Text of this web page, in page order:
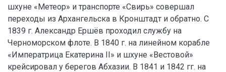
шхуне «Метеор» и транспорте «Свирь» совершал
переходы из Архангельска в Кронштадт и обратно. С
1839 г. Александр Ершёв проходил службу на
Черноморском флоте. В 1840 г. на линейном корабле
«Императрица Екатерина II» и шхуне «Вестовой»
крейсировал у берегов Абхазии. В 1841 и 1842 гг. на